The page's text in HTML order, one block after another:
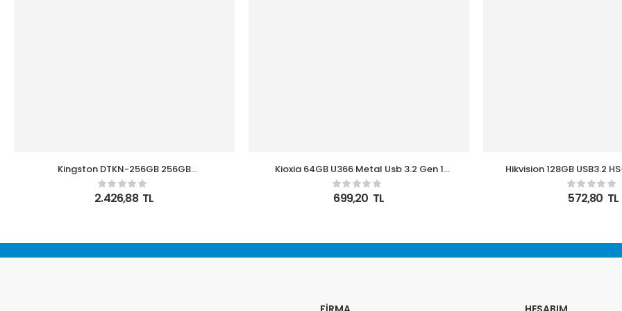
Kingston DTKN-256GB 256GB
DataTraveler Kyson 200MB-s Metal USB
3.2 Gen 1 Flash Bellek
2.426,88 TL
Kioxia 64GB U366 Metal Usb 3.2 Gen 1
Flash Bellek
699,20 TL
Hikvision 128GB USB3.2
128G Flash
572,80 TL